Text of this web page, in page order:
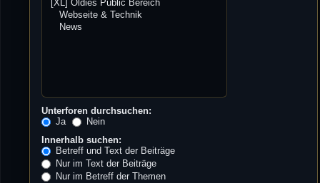
Unterforen durchsuchen:
Ja
Nein
Innerhalb suchen:
Betreff und Text der Beiträge
Nur im Text der Beiträge
Nur im Betreff der Themen